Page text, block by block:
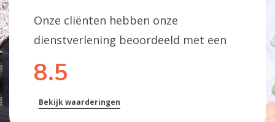
Onze cliënten hebben onze
dienstverlening beoordeeld met een
8.5
Bekijk waarderingen